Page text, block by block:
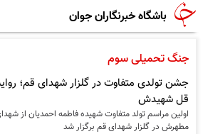
باشگاه خبرنگاران جوان
جنگ تحمیلی سوم
جشن تولدی متفاوت در گلزار شهدای قم؛
قل شهیدش
اولین مراسم تولد متفاوت شهیده فاطمه احمدیان از
مطهرش در گلزار شهدای قم برگزار شد